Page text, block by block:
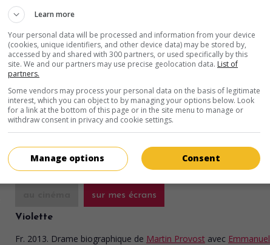
au cinéma sur mes écrans
Sage femme
Fr. 2017. Dramede Martin Provost avec Catherine Deneuve,
Frot, Olivier Gourmet. Une vieille dame ayant mené une vie libre et
dissipée ressurgit dans la vie de la fille de son ancien amant, une
femme à l'aube de la cinquantaine.
Durée:
sur mes écrans
Violette
Fr. 2013. Drame biographique de Martin Provost avec
Learn more
Your personal data will be processed and information from your device
(cookies, unique identifiers, and other device data) may be stored by,
accessed by and shared with 300 partners, or used specifically by this
site. We and our partners may use precise geolocation data. List of
partners.
Some vendors may process your personal data on the basis of legitimate
interest, which you can object to by managing your options below. Look
for a link at the bottom of this page or in the site menu to manage or
withdraw consent in privacy and cookie settings.
Consent
Manage options